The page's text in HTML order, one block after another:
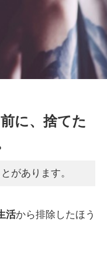
に、捨てた
があります。
活から排除したほう